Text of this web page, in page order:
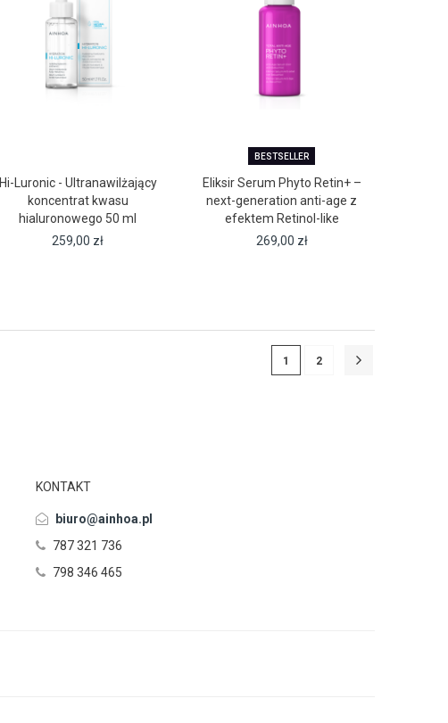
Hi-Luronic - Ultranawilżający
koncentrat kwasu
hialuronowego 50 ml
259,00 zł
BESTSELLER
Eliksir Serum Phyto Retin+ –
next-generation anti-age z
efektem Retinol-like
269,00 zł
1 2
KONTAKT
biuro@ainhoa.pl
787 321 736
798 346 465